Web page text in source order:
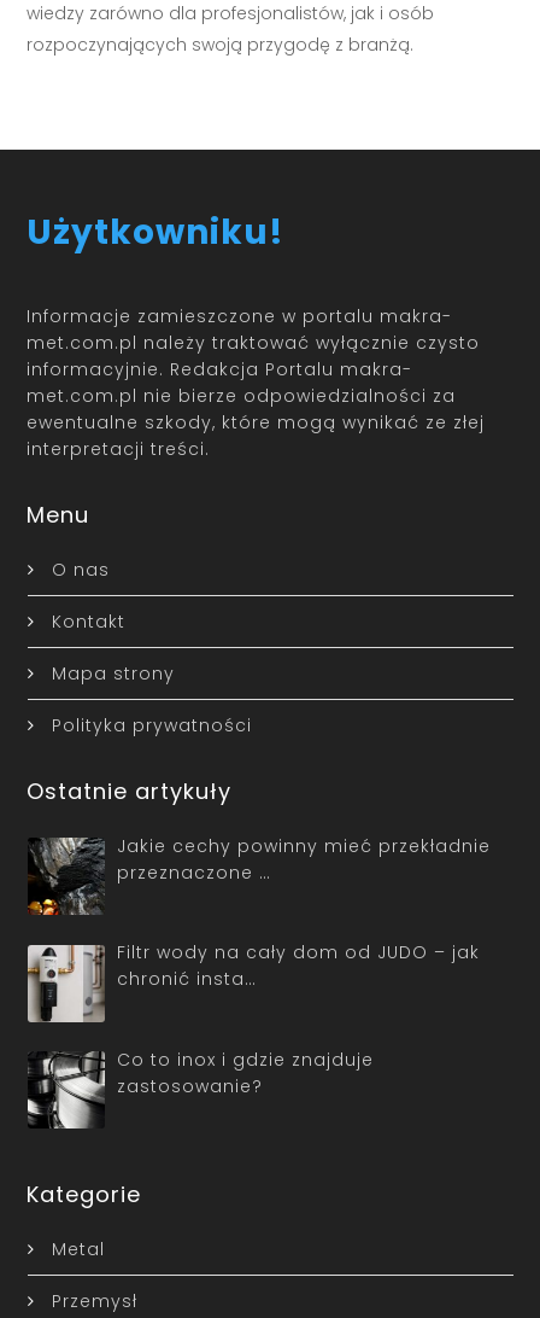
wiedzy zarówno dla profesjonalistów, jak i osób
rozpoczynających swoją przygodę z branżą.
Użytkowniku!
Informacje zamieszczone w portalu makra-
met.com.pl należy traktować wyłącznie czysto
informacyjnie. Redakcja Portalu makra-
met.com.pl nie bierze odpowiedzialności za
ewentualne szkody, które mogą wynikać ze złej
interpretacji treści.
Menu
O nas
Kontakt
Mapa strony
Polityka prywatności
Ostatnie artykuły
Jakie cechy powinny mieć przekładnie
przeznaczone …
Filtr wody na cały dom od JUDO – jak
chronić insta…
Co to inox i gdzie znajduje
zastosowanie?
Kategorie
Metal
Przemysł